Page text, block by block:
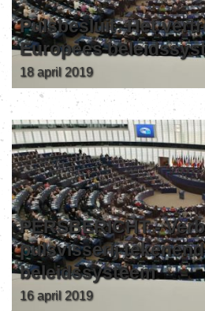
Pulsbesluit: Het
Europees
18 april 2019
PERSBERICHT -
pulsvisserij
beleidssysteem
16 april 2019